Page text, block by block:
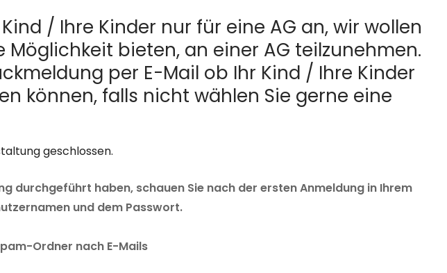
/ Ihre Kinder nur für eine AG an, wir wollen
Möglichkeit bieten, an einer AG teilzunehmen.
per E-Mail ob Ihr Kind / Ihre Kinder
können, falls nicht wählen Sie gerne eine
geschlossen.
durchgeführt haben, schauen Sie nach der ersten Anmeldung in Ihrem
und dem Passwort.
Ordner nach E-Mails